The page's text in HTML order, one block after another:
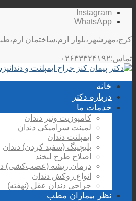
Instagram
WhatsApp
کرج،مهرشهر،بلوار ارم،ساختمان
تماس:۰۲۶۳۳۳۲۴۱۹۲
خانه
درباره دکتر
خدمات ما
کامپوزیت ونیر دندان
لمینت سرامیکی دندان
ایمپلنت دندان
بلیچینگ (سفید کردن) دندان
اصلاح طرح لبخند
درمان ریشه (عصب‌کشی)
انواع روکش دندان
جراحی دندان عقل (نهفته)
نظر بیماران مطب